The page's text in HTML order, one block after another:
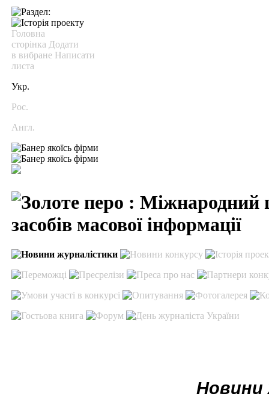
Головна
сторінка Додати
в вибране Написати
листа
Укр.
Рос.
Англ.
Новини